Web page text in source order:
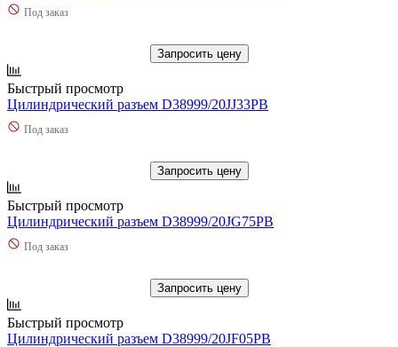
Под заказ
Запросить цену
Быстрый просмотр
Цилиндрический разъем D38999/20JJ33PB
Под заказ
Запросить цену
Быстрый просмотр
Цилиндрический разъем D38999/20JG75PB
Под заказ
Запросить цену
Быстрый просмотр
Цилиндрический разъем D38999/20JF05PB